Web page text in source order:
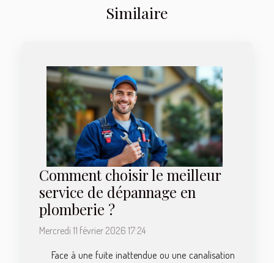
Similaire
Comment choisir le meilleur
service de dépannage en
plomberie ?
Mercredi 11 février 2026 17:24
Face à une fuite inattendue ou une canalisation